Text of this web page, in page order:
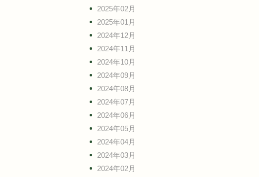
2025年02月
2025年01月
2024年12月
2024年11月
2024年10月
2024年09月
2024年08月
2024年07月
2024年06月
2024年05月
2024年04月
2024年03月
2024年02月